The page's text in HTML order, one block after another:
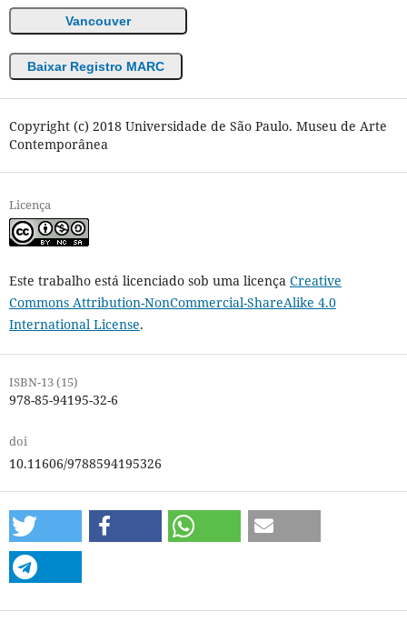
Vancouver
Baixar Registro MARC
Copyright (c) 2018 Universidade de São Paulo. Museu de Arte
Contemporânea
Licença
Este trabalho está licenciado sob uma licença Creative
Commons Attribution-NonCommercial-ShareAlike 4.0
International License.
ISBN-13 (15)
978-85-94195-32-6
doi
10.11606/9788594195326